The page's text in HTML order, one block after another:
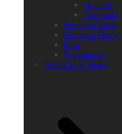
Manado
Gorontalo
Sumatera Barat
Sumatera Utara
Riau
Yogyakarta
Wisata Luar Negri